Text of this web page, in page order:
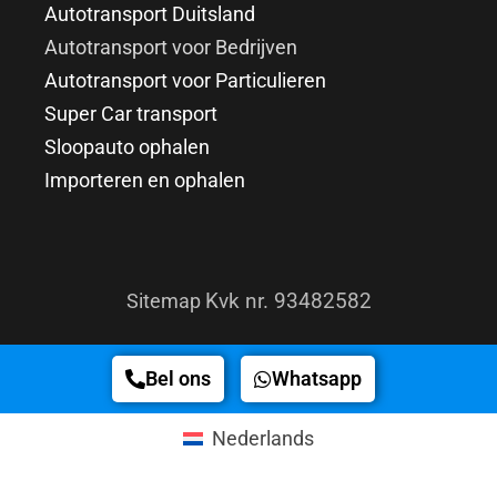
Autotransport Duitsland
Autotransport voor Bedrijven
Autotransport voor Particulieren
Super Car transport
Sloopauto ophalen
Importeren en ophalen
Sitemap Kvk nr. 93482582
Bel ons Whatsapp
Nederlands